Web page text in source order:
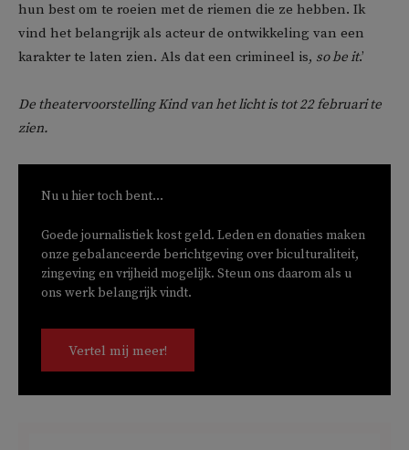
hun best om te roeien met de riemen die ze hebben. Ik
vind het belangrijk als acteur de ontwikkeling van een
karakter te laten zien. Als dat een crimineel is, so be it.’
De theatervoorstelling Kind van het licht is tot 22 februari te
zien.
Nu u hier toch bent...
Goede journalistiek kost geld. Leden en donaties maken
onze gebalanceerde berichtgeving over biculturaliteit,
zingeving en vrijheid mogelijk. Steun ons daarom als u
ons werk belangrijk vindt.
Vertel mij meer!